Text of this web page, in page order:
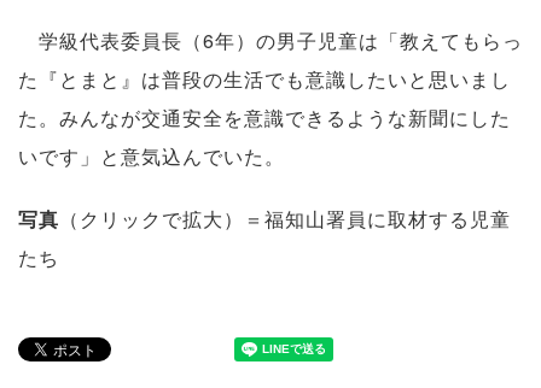
学級代表委員長（6年）の男子児童は「教えてもらっ
た『とまと』は普段の生活でも意識したいと思いまし
た。みんなが交通安全を意識できるような新聞にした
いです」と意気込んでいた。
写真 （クリックで拡大）＝福知山署員に取材する児童
たち